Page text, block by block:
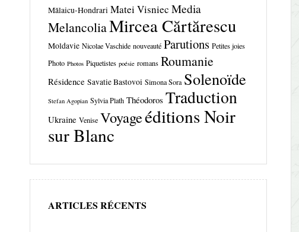
Mălaicu-Hondrari Matei Visniec Media
MelancoliaMircea Cărtărescu
Moldavie Nicolae Vaschide nouveauté Parutions Petites joies
Photo Photos Piquetistes poésie romans Roumanie
Résidence Savatie Bastovoi Simona Sora Solenoïde
Stefan Agopian Sylvia Plath Théodoros Traduction
Ukraine Venise Voyageéditions Noir
sur Blanc
ARTICLES RÉCENTS